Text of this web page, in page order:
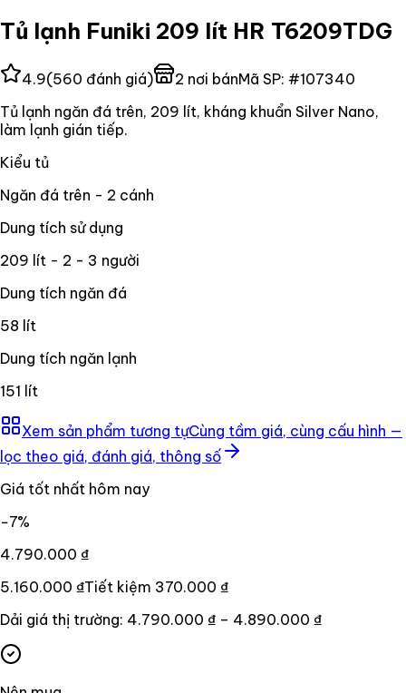
Tủ lạnh Funiki 209 lít HR T6209TDG
4.9(560 đánh giá) 2 nơi bánMã SP: #107340
Tủ lạnh ngăn đá trên, 209 lít, kháng khuẩn Silver Nano,
làm lạnh gián tiếp.
Kiểu tủ
Ngăn đá trên - 2 cánh
Dung tích sử dụng
209 lít - 2 - 3 người
Dung tích ngăn đá
58 lít
Dung tích ngăn lạnh
151 lít
Xem sản phẩm tương tựCùng tầm giá, cùng cấu hình —
lọc theo giá, đánh giá, thông số
Giá tốt nhất hôm nay
−7%
4.790.000 ₫
5.160.000 ₫Tiết kiệm 370.000 ₫
Dải giá thị trường: 4.790.000 ₫ – 4.890.000 ₫